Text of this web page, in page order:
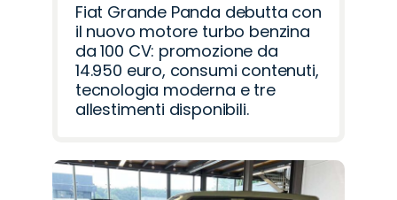
Fiat Grande Panda debutta con
il nuovo motore turbo benzina
da 100 CV: promozione da
14.950 euro, consumi contenuti,
tecnologia moderna e tre
allestimenti disponibili.